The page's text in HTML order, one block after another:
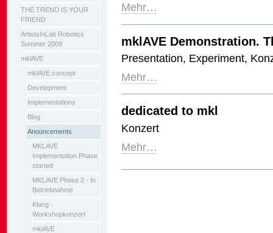
THE TREND IS YOUR
FRIEND
ArtistsInLab Robotics
Summer 2009
mklAVE
mklAVE concept
Development
Implementations
Blog
Anouncements
MKLAVE
Implementation Phase
started
MKLAVE Phase 2 - In
Betriebnahme
Klang -
Workshopkonzert
mklAVE
Mehr…
mklAVE Demonstration.
Presentation, Experiment,
Mehr…
dedicated to mkl
Konzert
Mehr…